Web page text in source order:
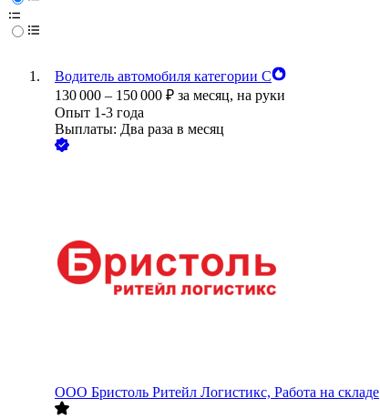
Водитель автомобиля категории С
130 000 – 150 000 ₽ за месяц, на руки
Опыт 1-3 года
Выплаты: Два раза в месяц
ООО Бристоль Ритейл Логистикс, Работа на складе